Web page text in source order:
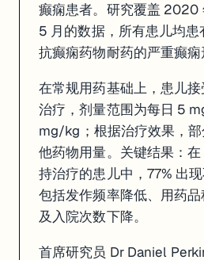
癫痫患者。研究覆盖 2020
5 月的数据，所有患儿均
抗癫痫药物耐药的严重癫痫
在常规用药基础上，患儿
治疗，剂量范围为每日 5
mg/kg；根据治疗效果，
他药物用量。关键结果：
持治疗的患儿中，77% 出
包括发作频率降低、用药
及入院次数下降。
首席研究员 Dr Daniel